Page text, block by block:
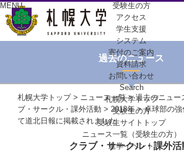
MENU
受験生の方
アクセス
学生支援
システム
寄付のご案内
資料請求
お問い合わせ
Search
札幌大学トップ
受験生の方
受験生サイトトップ
ニュース一覧（受験生の方）
進学イベント
過去のニュース
札幌大学トップ> ニュース一覧>過去のニュー
ブ・サークル・課外活動 > 2018年> 卓球部の強
て道北日報に掲載されました
クラブ・サークル・課外活